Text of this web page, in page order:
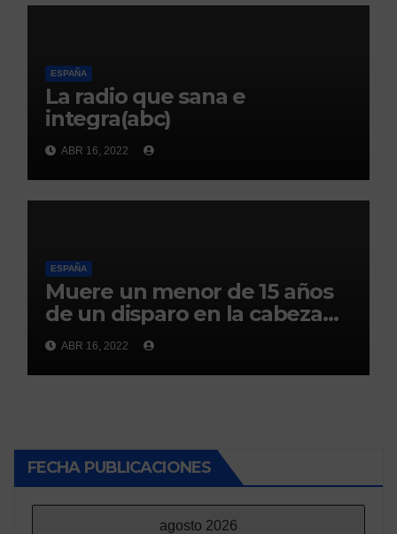
ESPAÑA
La radio que sana e
integra(abc)
ABR 16, 2022
ESPAÑA
Muere un menor de 15 años
de un disparo en la cabeza
en Ceuta(abc)
ABR 16, 2022
FECHA PUBLICACIONES
agosto 2026